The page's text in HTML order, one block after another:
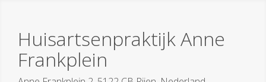
Huisartsenpraktijk Anne
Frankplein